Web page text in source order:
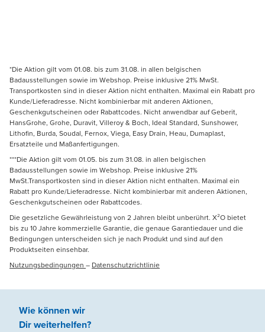
*Die Aktion gilt vom 01.08. bis zum 31.08. in allen belgischen
Badausstellungen sowie im Webshop. Preise inklusive 21% MwSt.
Transportkosten sind in dieser Aktion nicht enthalten. Maximal ein Rabatt pro
Kunde/Lieferadresse. Nicht kombinierbar mit anderen Aktionen,
Geschenkgutscheinen oder Rabattcodes. Nicht anwendbar auf Geberit,
HansGrohe, Grohe, Duravit, Villeroy & Boch, Ideal Standard, Sunshower,
Lithofin, Burda, Soudal, Fernox, Viega, Easy Drain, Heau, Dumaplast,
Ersatzteile und Maßanfertigungen.
***Die Aktion gilt vom 01.05. bis zum 31.08. in allen belgischen
Badausstellungen sowie im Webshop. Preise inklusive 21%
MwSt.Transportkosten sind in dieser Aktion nicht enthalten. Maximal ein
Rabatt pro Kunde/Lieferadresse. Nicht kombinierbar mit anderen Aktionen,
Geschenkgutscheinen oder Rabattcodes.
Die gesetzliche Gewährleistung von 2 Jahren bleibt unberührt. X²O bietet
bis zu 10 Jahre kommerzielle Garantie, die genaue Garantiedauer und die
Bedingungen unterscheiden sich je nach Produkt und sind auf den
Produktseiten einsehbar.
Nutzungsbedingungen – Datenschutzrichtlinie
Wie können wir
Dir weiterhelfen?